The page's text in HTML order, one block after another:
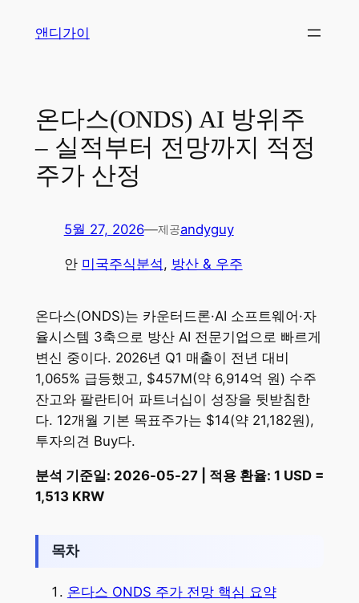
앤디가이
온다스(ONDS) AI 방위주
– 실적부터 전망까지 적정
주가 산정
5월 27, 2026—제공andyguy
안 미국주식분석, 방산 & 우주
온다스(ONDS)는 카운터드론·AI 소프트웨어·자
율시스템 3축으로 방산 AI 전문기업으로 빠르게
변신 중이다. 2026년 Q1 매출이 전년 대비
1,065% 급등했고, $457M(약 6,914억 원) 수주
잔고와 팔란티어 파트너십이 성장을 뒷받침한
다. 12개월 기본 목표주가는 $14(약 21,182원),
투자의견 Buy다.
분석 기준일: 2026-05-27 | 적용 환율: 1 USD =
1,513 KRW
목차
온다스 ONDS 주가 전망 핵심 요약